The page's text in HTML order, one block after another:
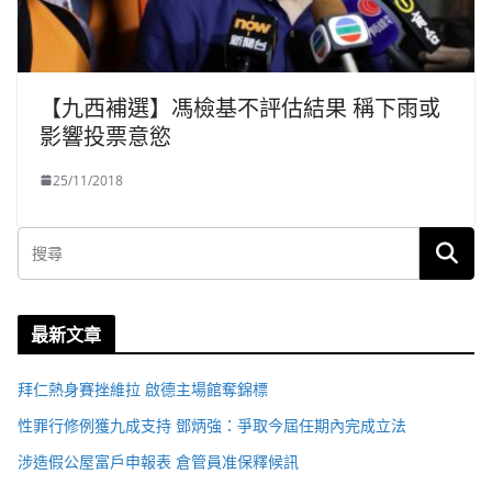
【九西補選】馮檢基不評估結果 稱下雨或
影響投票意慾
25/11/2018
最新文章
拜仁熱身賽挫維拉 啟德主場館奪錦標
性罪行修例獲九成支持 鄧炳強：爭取今屆任期內完成立法
涉造假公屋富戶申報表 倉管員准保釋候訊